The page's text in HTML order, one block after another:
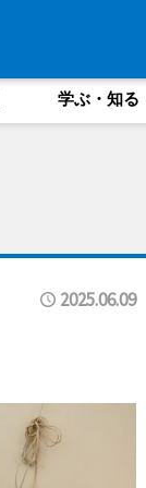
学ぶ・知る
2025.06.09